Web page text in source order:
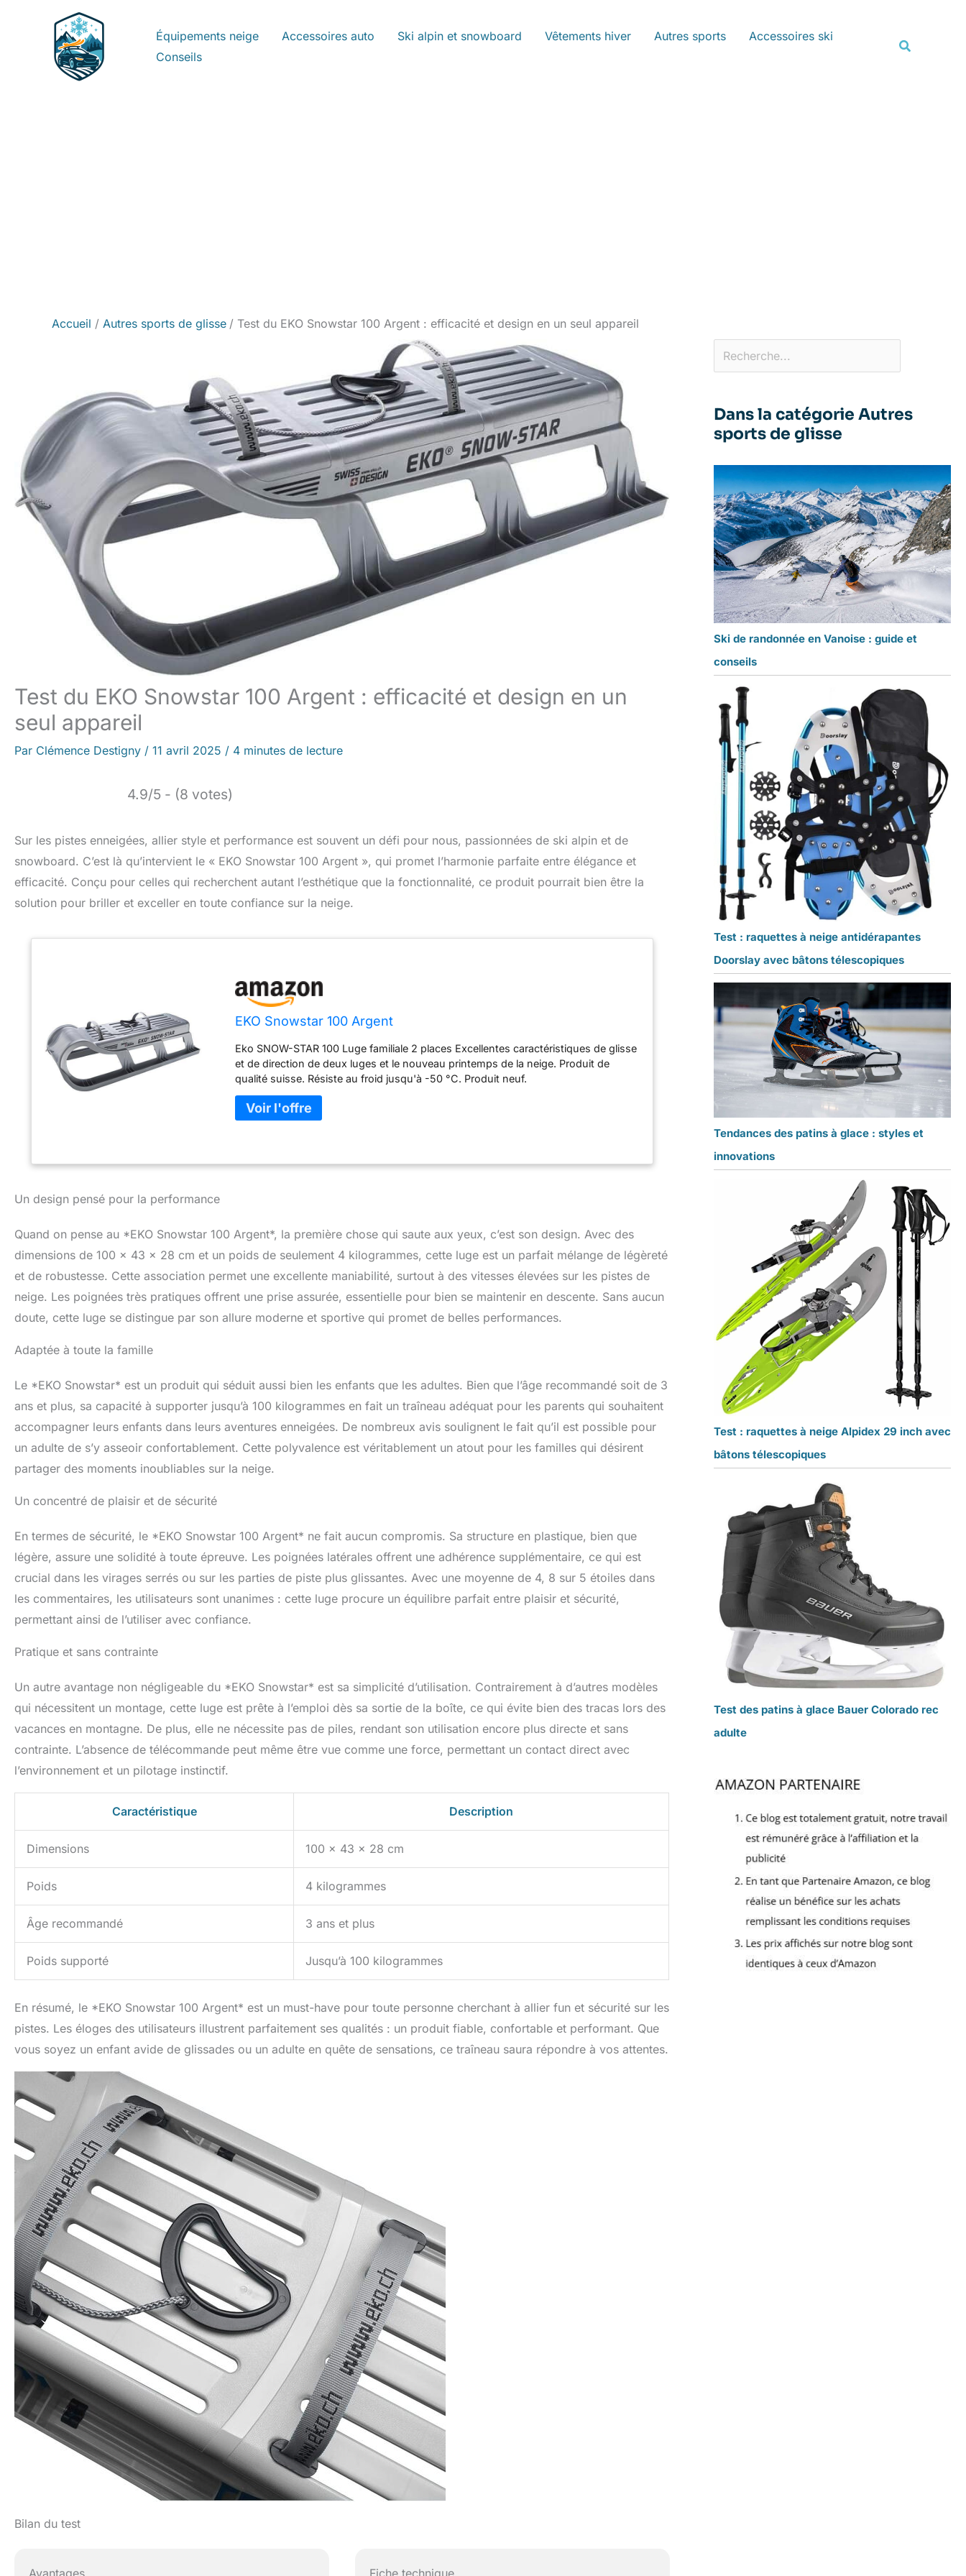
Équipements neige Accessoires auto Ski alpin et snowboard Vêtements hiver Autres sports
Accessoires ski
Conseils
Accueil Autres sports de glisse Test du EKO Snowstar 100 Argent : efficacité et design en un seul appareil
Test du EKO Snowstar 100 Argent : efficacité et design en un
seul appareil
Par Clémence Destigny / 11 avril 2025 / 4 minutes de lecture
4.9/5 - (8 votes)
Sur les pistes enneigées, allier style et performance est souvent un défi pour nous, passionnées de ski alpin et de
snowboard. C’est là qu’intervient le « EKO Snowstar 100 Argent », qui promet l’harmonie parfaite entre élégance et
efficacité. Conçu pour celles qui recherchent autant l’esthétique que la fonctionnalité, ce produit pourrait bien être la
solution pour briller et exceller en toute confiance sur la neige.
EKO Snowstar 100 Argent
Eko SNOW-STAR 100 Luge familiale 2 places Excellentes caractéristiques de glisse
et de direction de deux luges et le nouveau printemps de la neige. Produit de
qualité suisse. Résiste au froid jusqu'à -50 °C. Produit neuf.
Un design pensé pour la performance
Quand on pense au *EKO Snowstar 100 Argent*, la première chose qui saute aux yeux, c’est son design. Avec des
dimensions de 100 x 43 x 28 cm et un poids de seulement 4 kilogrammes, cette luge est un parfait mélange de légèreté
et de robustesse. Cette association permet une excellente maniabilité, surtout à des vitesses élevées sur les pistes de
neige. Les poignées très pratiques offrent une prise assurée, essentielle pour bien se maintenir en descente. Sans aucun
doute, cette luge se distingue par son allure moderne et sportive qui promet de belles performances.
Adaptée à toute la famille
Le *EKO Snowstar* est un produit qui séduit aussi bien les enfants que les adultes. Bien que l’âge recommandé soit de 3
ans et plus, sa capacité à supporter jusqu’à 100 kilogrammes en fait un traîneau adéquat pour les parents qui souhaitent
accompagner leurs enfants dans leurs aventures enneigées. De nombreux avis soulignent le fait qu’il est possible pour
un adulte de s’y asseoir confortablement. Cette polyvalence est véritablement un atout pour les familles qui désirent
partager des moments inoubliables sur la neige.
Un concentré de plaisir et de sécurité
En termes de sécurité, le *EKO Snowstar 100 Argent* ne fait aucun compromis. Sa structure en plastique, bien que
légère, assure une solidité à toute épreuve. Les poignées latérales offrent une adhérence supplémentaire, ce qui est
crucial dans les virages serrés ou sur les parties de piste plus glissantes. Avec une moyenne de 4, 8 sur 5 étoiles dans
les commentaires, les utilisateurs sont unanimes : cette luge procure un équilibre parfait entre plaisir et sécurité,
permettant ainsi de l’utiliser avec confiance.
Pratique et sans contrainte
Un autre avantage non négligeable du *EKO Snowstar* est sa simplicité d’utilisation. Contrairement à d’autres modèles
qui nécessitent un montage, cette luge est prête à l’emploi dès sa sortie de la boîte, ce qui évite bien des tracas lors des
vacances en montagne. De plus, elle ne nécessite pas de piles, rendant son utilisation encore plus directe et sans
contrainte. L’absence de télécommande peut même être vue comme une force, permettant un contact direct avec
l’environnement et un pilotage instinctif.
Caractéristique Description
Dimensions 100 x 43 x 28 cm
Poids 4 kilogrammes
Âge recommandé 3 ans et plus
Poids supporté Jusqu’à 100 kilogrammes
En résumé, le *EKO Snowstar 100 Argent* est un must-have pour toute personne cherchant à allier fun et sécurité sur les
pistes. Les éloges des utilisateurs illustrent parfaitement ses qualités : un produit fiable, confortable et performant. Que
vous soyez un enfant avide de glissades ou un adulte en quête de sensations, ce traîneau saura répondre à vos attentes.
Bilan du test
Avantages Fiche technique
Dans la catégorie Autres
sports de glisse
Ski de randonnée en Vanoise : guide et
conseils
Test : raquettes à neige antidérapantes
Doorslay avec bâtons télescopiques
Tendances des patins à glace : styles et
innovations
Test : raquettes à neige Alpidex 29 inch avec
bâtons télescopiques
Test des patins à glace Bauer Colorado rec
adulte